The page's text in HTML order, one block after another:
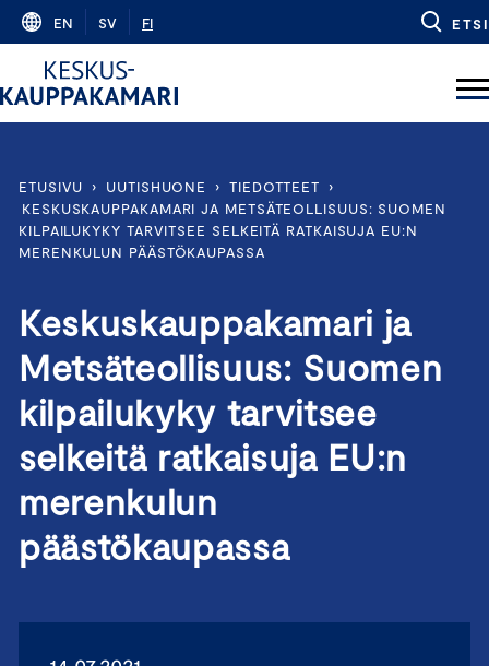
Skip
content
EN SV FI ETSI
ETUSIVU › UUTISHUONE › TIEDOTTEET
›
KESKUSKAUPPAKAMARI JA METSÄTEOLLISUUS: SUOMEN
KILPAILUKYKY TARVITSEE SELKEITÄ RATKAISUJA EU:N
MERENKULUN PÄÄSTÖKAUPASSA
Keskuskauppakamari ja
Metsäteollisuus: Suomen
kilpailukyky tarvitsee
selkeitä ratkaisuja EU:n
merenkulun
päästökaupassa